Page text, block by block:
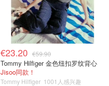
€23.20 €59.90
Tommy Hilfiger 金色纽扣罗纹背心
Jisoo同款！
Tommy Hilfiger 1001人感兴趣